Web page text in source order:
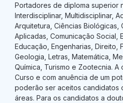
Portadores de diploma superior
Interdisciplinar, Multidisciplinar,
Arquitetura, Ciências Biológicas,
Aplicadas, Comunicação Social,
Educação, Engenharias, Direito,
Geologia, Letras, Matemática,
Química, Turismo e Zootecnia.
Curso e com anuência de um
poderão ser aceitos candidatos
áreas. Para os candidatos a